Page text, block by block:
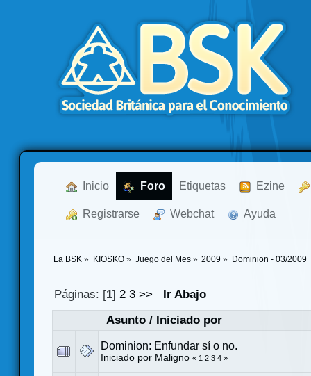
Inicio Foro Etiquetas Ezine
Registrarse Webchat Ayuda
La BSK » KIOSKO» Juego del Mes» 2009 » Dominion - 03/2009
Páginas: [1]2 3 >>
Ir Abajo
Asunto/ Iniciado por
Dominion: Enfundar sí o no.
Iniciado por Maligno « 1 2 3 4 »